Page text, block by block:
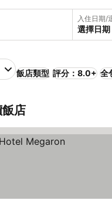
入住日期/
選擇日期
飯店類型 評分：8.0+ 全
店